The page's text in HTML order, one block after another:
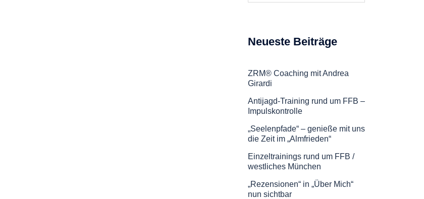
Neueste Beiträge
ZRM® Coaching mit Andrea
Girardi
Antijagd-Training rund um FFB –
Impulskontrolle
„Seelenpfade“ – genieße mit uns
die Zeit im „Almfrieden“
Einzeltrainings rund um FFB /
westliches München
„Rezensionen“ in „Über Mich“
nun sichtbar